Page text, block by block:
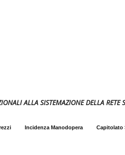
ALLA SISTEMAZIONE DELLA RETE
Incidenza Manodopera
Capitolato